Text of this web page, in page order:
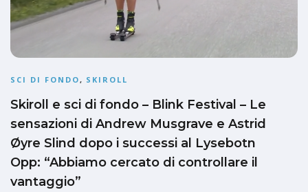
SCI DI FONDO, SKIROLL
Skiroll e sci di fondo – Blink Festival – Le
sensazioni di Andrew Musgrave e Astrid
Øyre Slind dopo i successi al Lysebotn
Opp: “Abbiamo cercato di controllare il
vantaggio”